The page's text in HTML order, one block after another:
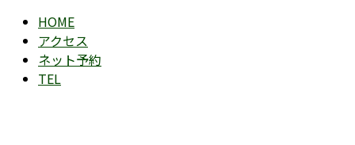
HOME
アクセス
ネット予約
TEL